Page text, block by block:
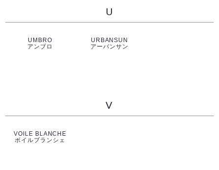
U
UMBRO
アンブロ
URBANSUN
アーバンサン
V
VOILE BLANCHE
ボイルブランシェ